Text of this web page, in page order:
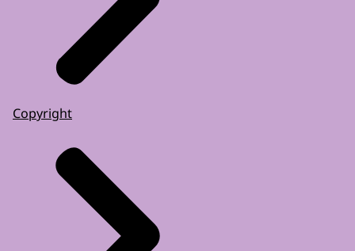
Copyright